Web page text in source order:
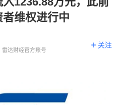
维权进行中
雷达财经官方账号
关注